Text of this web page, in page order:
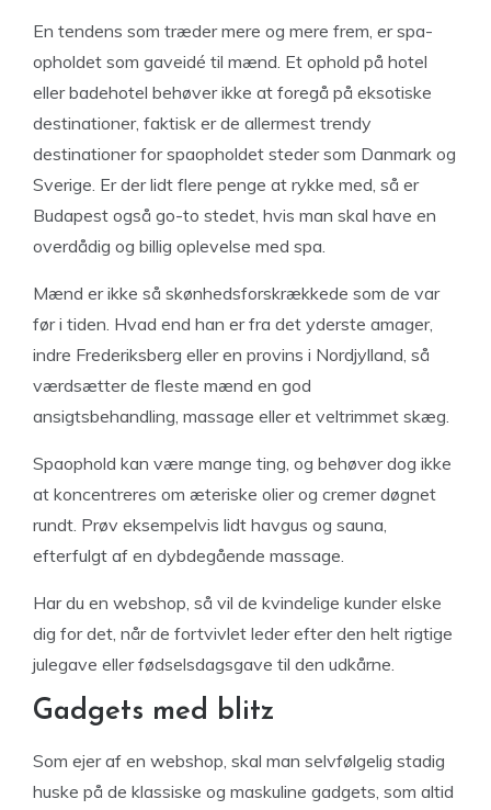
En tendens som træder mere og mere frem, er spa-
opholdet som gaveidé til mænd. Et ophold på hotel
eller badehotel behøver ikke at foregå på eksotiske
destinationer, faktisk er de allermest trendy
destinationer for spaopholdet steder som Danmark og
Sverige. Er der lidt flere penge at rykke med, så er
Budapest også go-to stedet, hvis man skal have en
overdådig og billig oplevelse med spa.
Mænd er ikke så skønhedsforskrækkede som de var
før i tiden. Hvad end han er fra det yderste amager,
indre Frederiksberg eller en provins i Nordjylland, så
værdsætter de fleste mænd en god
ansigtsbehandling, massage eller et veltrimmet skæg.
Spaophold kan være mange ting, og behøver dog ikke
at koncentreres om æteriske olier og cremer døgnet
rundt. Prøv eksempelvis lidt havgus og sauna,
efterfulgt af en dybdegående massage.
Har du en webshop, så vil de kvindelige kunder elske
dig for det, når de fortvivlet leder efter den helt rigtige
julegave eller fødselsdagsgave til den udkårne.
Gadgets med blitz
Som ejer af en webshop, skal man selvfølgelig stadig
huske på de klassiske og maskuline gadgets, som altid